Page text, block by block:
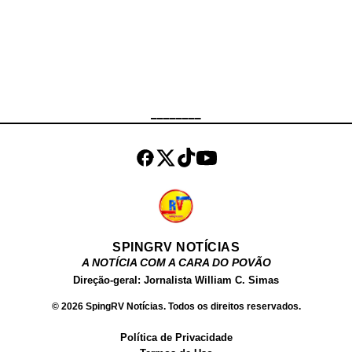
onde vende conteúdos produzidos
por ela para o público adulto. Além
dos filmes, ela ve...
SPINGRV NOTÍCIAS
A NOTÍCIA COM A CARA DO POVÃO
Direção-geral: Jornalista William C. Simas
© 2026 SpingRV Notícias. Todos os direitos reservados.
Política de Privacidade